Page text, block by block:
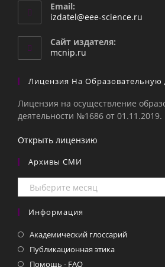
Email:
izdatel@eee-science.ru
Сайт издателя:
mcnip.ru
Лицензия На Образовательную
Лицензия на осуществление
деятельности №1686 от 01.11.2019.
Открыть лицензию
Архивы СМИ
Архивы
СМИ
Информация
Академический глоссарий
Публикационная этика
Помощь - FAQ